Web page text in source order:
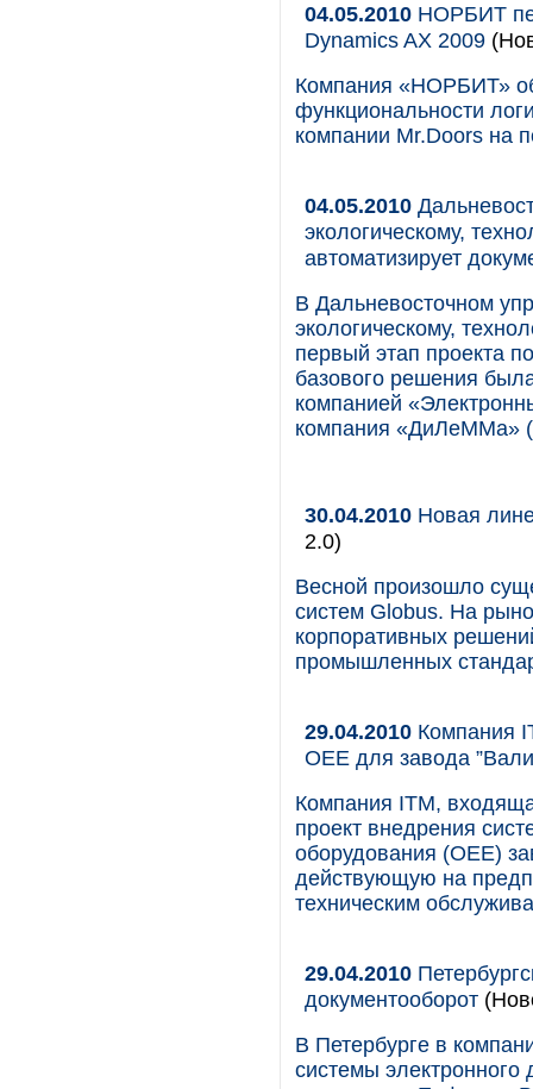
04.05.2010 НОРБИТ
Dynamics AX 2009
Компания «НОРБИТ»
функциональности
компании Mr.Doors на
04.05.2010
экологическому,
автоматизирует
В Дальневосточном
экологическому,
первый этап проекта
базового решения
компанией
компания «ДиЛеММа»
30.04.2010 Новая
2.0)
Весной произошло
систем Globus. На
корпоративных
промышленных
29.04.2010 Компания
OEE для завода
Компания ITM,
проект внедрения
оборудования (OEE)
действующую на
техническим
29.04.2010
документооборот
В Петербурге в
системы электронного